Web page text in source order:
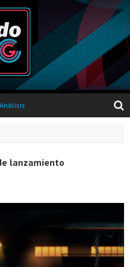
Evento de Nvidia en Argentina - Presentación GeForce GTX 1050 y GTX 1050Ti
Opinión sobre The Last of Us y Left Behind
Presentación oficial de Gears Of War 4 en Argentina
lanzamiento